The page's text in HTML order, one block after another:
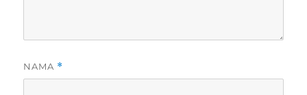
NAMA *